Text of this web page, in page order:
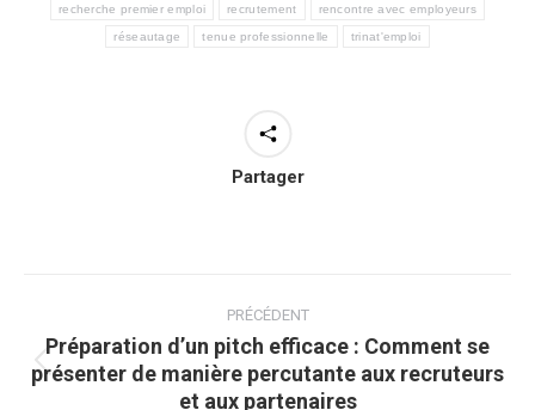
recherche premier emploi recrutement rencontre avec employeurs
réseautage tenue professionnelle trinat'emploi
Partager
PRÉCÉDENT
Article
précédent
Préparation d’un pitch efficace : Comment se
présenter de manière percutante aux recruteurs
et aux partenaires